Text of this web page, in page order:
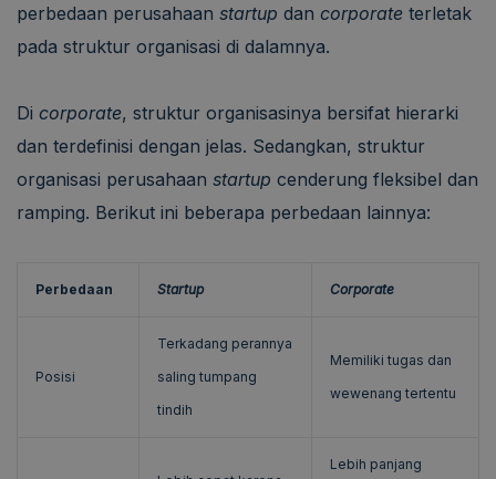
perbedaan perusahaan startup dan corporate terletak
pada struktur organisasi di dalamnya.
Di corporate, struktur organisasinya bersifat hierarki
dan terdefinisi dengan jelas. Sedangkan, struktur
organisasi perusahaan startup cenderung fleksibel dan
ramping. Berikut ini beberapa perbedaan lainnya:
Perbedaan Startup Corporate
Posisi
Terkadang perannya
saling tumpang
tindih
Memiliki tugas dan
wewenang tertentu
Lebih panjang